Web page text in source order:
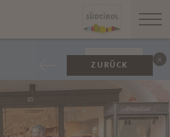
ZURÜCK
ANZEIGEN